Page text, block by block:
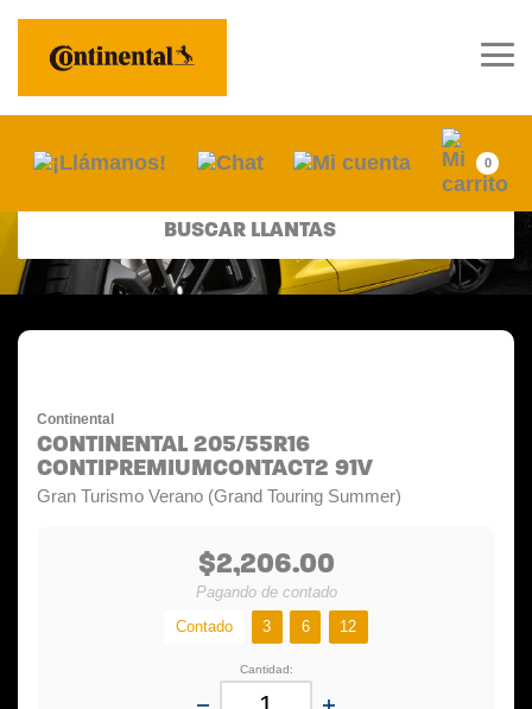
0
BUSCAR LLANTAS
Continental
CONTINENTAL 205/55R16
CONTIPREMIUMCONTACT2 91V
Gran Turismo Verano (Grand Touring Summer)
$2,206.00
Pagando de contado
Contado
3 6 12
Cantidad: